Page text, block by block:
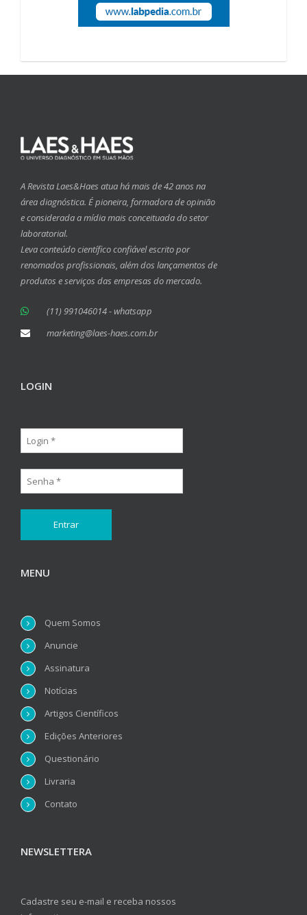
A Revista Laes&Haes atua há mais de 42 anos na
área diagnóstica. É pioneira, formadora de opinião
e considerada a mídia mais conceituada do setor
laboratorial.
Leva conteúdo científico confiável escrito por
renomados profissionais, além dos lançamentos de
produtos e serviços das empresas do mercado.
(11) 991046014 - whatsapp
marketing@laes-haes.com.br
LOGIN
MENU
Quem Somos
Anuncie
Assinatura
Notícias
Artigos Científicos
Edições Anteriores
Questionário
Livraria
Contato
NEWSLETTERA
Cadastre seu e-mail e receba nossos